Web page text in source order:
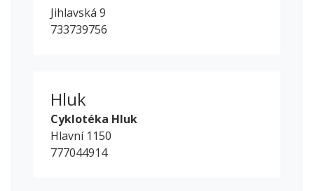
Jihlavská 9
733739756
Hluk
Cyklotéka Hluk
Hlavní 1150
777044914